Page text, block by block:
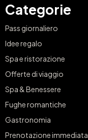
Categorie
Pass giornaliero
Idee regalo
Spa e ristorazione
Offerte di viaggio
Spa & Benessere
Fughe romantiche
Gastronomia
Prenotazione immediata